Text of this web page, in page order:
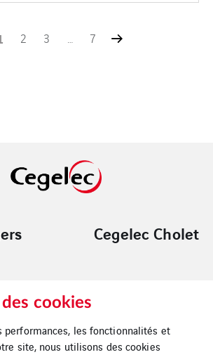
2 3 … 7
Cegelec Cholet
Océan Logement
cookies
performances, les fonctionnalités et
site, nous utilisons des cookies